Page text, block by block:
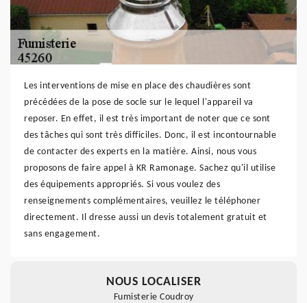
Les interventions de mise en place des chaudières sont
précédées de la pose de socle sur le lequel l'appareil va
reposer. En effet, il est très important de noter que ce sont
des tâches qui sont très difficiles. Donc, il est incontournable
de contacter des experts en la matière. Ainsi, nous vous
proposons de faire appel à KR Ramonage. Sachez qu'il utilise
des équipements appropriés. Si vous voulez des
renseignements complémentaires, veuillez le téléphoner
directement. Il dresse aussi un devis totalement gratuit et
sans engagement.
NOUS LOCALISER
Fumisterie Coudroy